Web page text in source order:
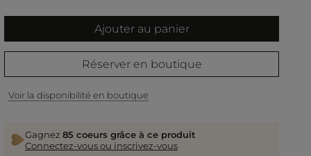
Ajouter au panier
Réserver en boutique
Voir la disponibilité en boutique
Gagnez 85 coeurs grâce à ce produit
Connectez-vous ou inscrivez-vous